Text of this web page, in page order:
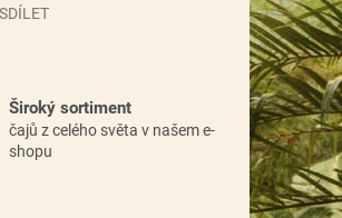
SDÍLET
Široký sortiment
čajů z celého světa v našem e-
shopu